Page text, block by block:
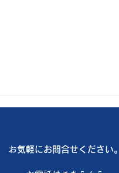
船橋市内で3件のお客様 新
お気軽にお問合せください。